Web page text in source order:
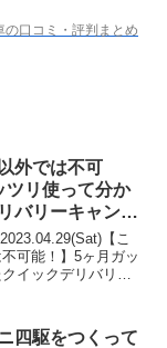
口コミ・評判まとめ
外では不可
ツリ使って分か
バリーキャンピ
最強だと思う理
【こ
可能！】5ヶ月ガッ
イックデリバリー
ドアー好き202...
四駆をつくって